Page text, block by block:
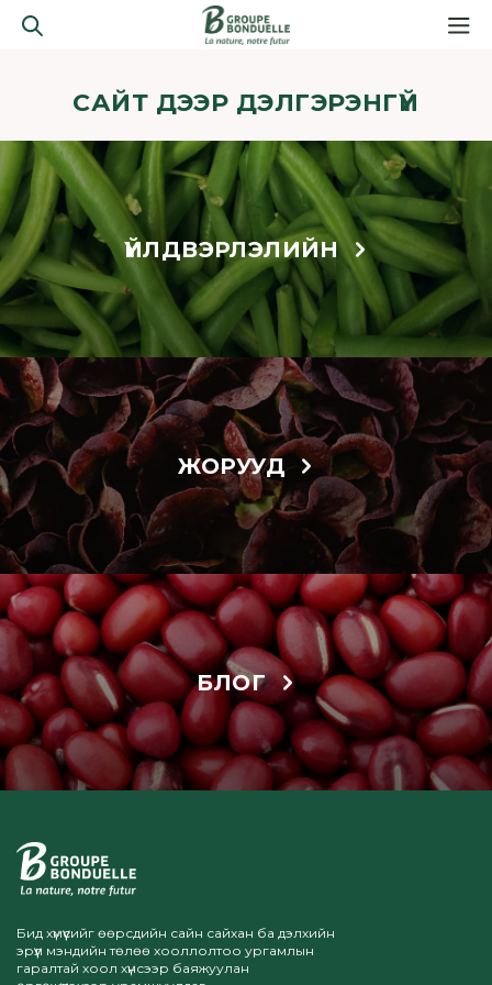
САЙТ ДЭЭР ДЭЛГЭРЭНГҮЙ
ҮЙЛДВЭРЛЭЛИЙН
ЖОРУУД
БЛОГ
Бид хүмүүсийг өөрсдийн сайн сайхан ба дэлхийн
эрүүл мэндийн төлөө хооллолтоо ургамлын
гаралтай хоол хүнсээр баяжуулан